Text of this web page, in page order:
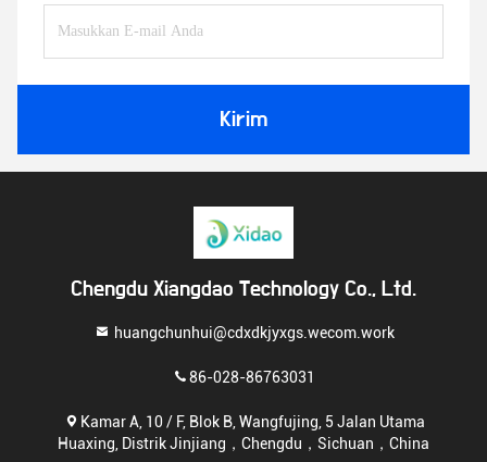
Kirim
Chengdu Xiangdao Technology Co., Ltd.
huangchunhui@cdxdkjyxgs.wecom.work
86-028-86763031
Kamar A, 10 / F, Blok B, Wangfujing, 5 Jalan Utama
Huaxing, Distrik Jinjiang，Chengdu，Sichuan，China